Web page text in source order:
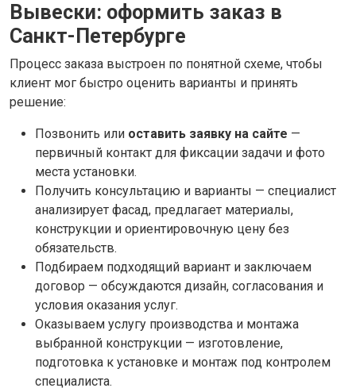
Вывески: оформить заказ в
Санкт-Петербурге
Процесс заказа выстроен по понятной схеме, чтобы
клиент мог быстро оценить варианты и принять
решение:
Позвонить или оставить заявку на сайте —
первичный контакт для фиксации задачи и фото
места установки.
Получить консультацию и варианты — специалист
анализирует фасад, предлагает материалы,
конструкции и ориентировочную цену без
обязательств.
Подбираем подходящий вариант и заключаем
договор — обсуждаются дизайн, согласования и
условия оказания услуг.
Оказываем услугу производства и монтажа
выбранной конструкции — изготовление,
подготовка к установке и монтаж под контролем
специалиста.